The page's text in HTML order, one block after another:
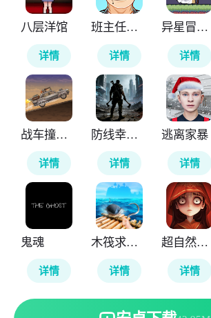
八层洋馆
详情
班主任模拟器
详情
异星冒险灵戊
详情
战车撞僵尸地牢
详情
防线幸存者
详情
逃离家暴
详情
鬼魂
详情
木筏求生4无尽之海
详情
超自然行动组
详情